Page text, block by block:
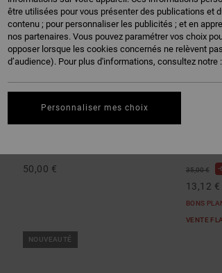
50,00 € 35,00 €
13,12 €
BONS
VENTE
NOUVEAUTÉ
être utilisées pour vous présenter des publications et
contenu ; pour personnaliser les publicités ; et en
nos partenaires. Vous pouvez paramétrer vos choix
opposer lorsque les cookies concernés ne relèvent
d’audience). Pour plus d'informations, consultez notre :
Personnaliser mes choix